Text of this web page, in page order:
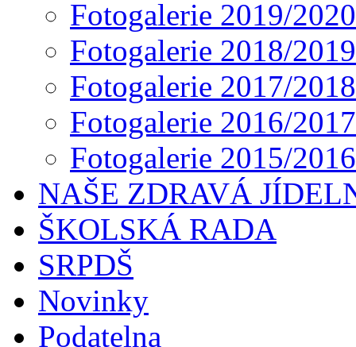
Fotogalerie 2019/2020
Fotogalerie 2018/2019
Fotogalerie 2017/2018
Fotogalerie 2016/2017
Fotogalerie 2015/2016
NAŠE ZDRAVÁ
ŠKOLSKÁ RADA
SRPDŠ
Novinky
Podatelna